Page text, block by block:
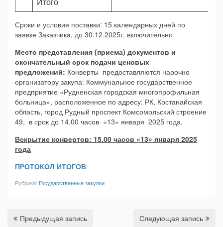
Сроки и условия поставки: 15 календарных дней по
заявке Заказчика, до 30.12.2025г. включительно
Место представления (приема) документов и
окончательный срок подачи ценовых
предложений: Конверты предоставляются нарочно
организатору закупа: Коммунальное государственное
предприятие «Рудненская городская многопрофильная
больница», расположенное по адресу: РК, Костанайская
область, город Рудный проспект Комсомольский строение
49, в срок до 14.00 часов «13» января 2025 года.
Вскрытие конвертов: 15.00 часов «13» января 2025
года
ПРОТОКОЛ ИТОГОВ
Рубрика: Государственные закупки
Предыдущая запись Следующая запись